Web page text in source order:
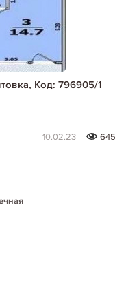
Код: 796905/1
10.02.23
645